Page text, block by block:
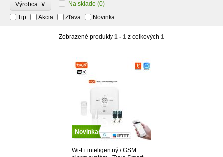
Výrobca ∨ Na sklade (0)
Tip
Akcia Zľava Novinka
Zobrazené produkty 1 - 1 z celkových 1
Novinka
Wi-Fi inteligentný / GSM